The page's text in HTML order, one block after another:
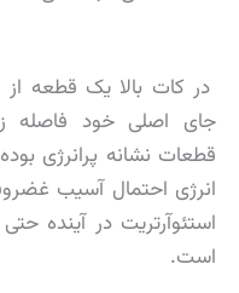
در کات بالا یک قطعه
جای اصلی خود فاصله
قطعات نشانه پرانرژی
انرژی احتمال آسیب
استئوآرتریت در آینده
است.